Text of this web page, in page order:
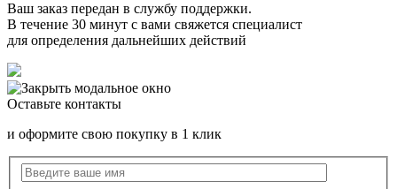
Ваш заказ передан в службу поддержки.
В течение 30 минут с вами свяжется специалист
для определения дальнейших действий
Оставьте контакты
и оформите свою покупку в 1 клик